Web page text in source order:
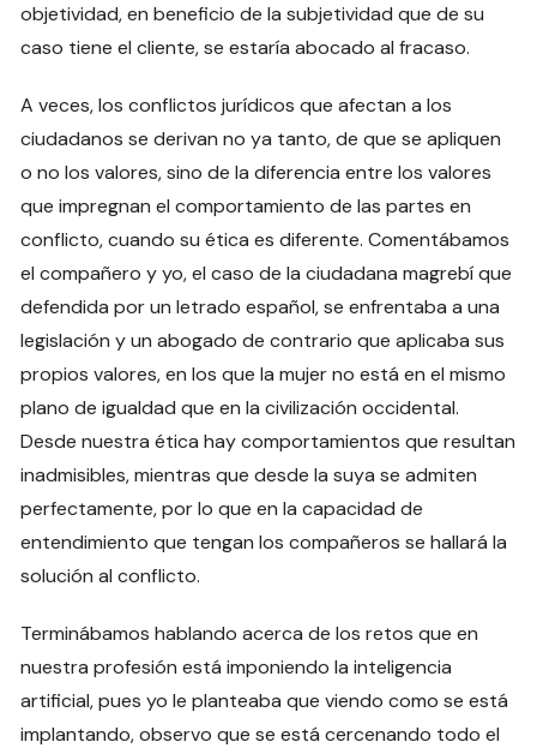
objetividad, en beneficio de la subjetividad que de su
caso tiene el cliente, se estaría abocado al fracaso.
A veces, los conflictos jurídicos que afectan a los
ciudadanos se derivan no ya tanto, de que se apliquen
o no los valores, sino de la diferencia entre los valores
que impregnan el comportamiento de las partes en
conflicto, cuando su ética es diferente. Comentábamos
el compañero y yo, el caso de la ciudadana magrebí que
defendida por un letrado español, se enfrentaba a una
legislación y un abogado de contrario que aplicaba sus
propios valores, en los que la mujer no está en el mismo
plano de igualdad que en la civilización occidental.
Desde nuestra ética hay comportamientos que resultan
inadmisibles, mientras que desde la suya se admiten
perfectamente, por lo que en la capacidad de
entendimiento que tengan los compañeros se hallará la
solución al conflicto.
Terminábamos hablando acerca de los retos que en
nuestra profesión está imponiendo la inteligencia
artificial, pues yo le planteaba que viendo como se está
implantando, observo que se está cercenando todo el